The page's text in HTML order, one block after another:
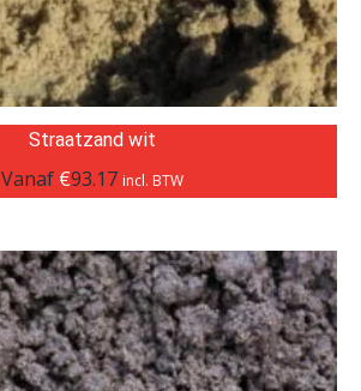
Straatzand wit
Vanaf €93.17 incl. BTW